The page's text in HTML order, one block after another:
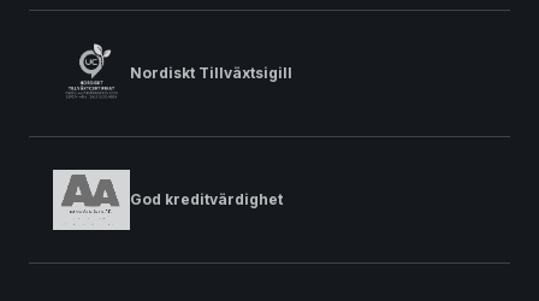
Nordiskt Tillväxtsigill
God kreditvärdighet